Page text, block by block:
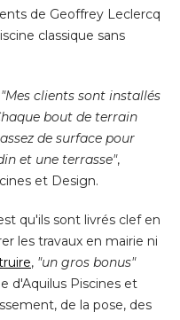
de Geoffrey Leclercq
classique sans
"Mes clients sont installés
bout de terrain
de surface pour
et une terrasse",
et Design.
qu'ils sont livrés clef en
les travaux en mairie ni
, "un gros bonus"
d'Aquilus Piscines et
de la pose, des